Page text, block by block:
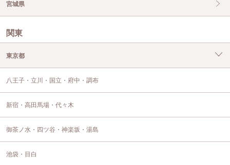
宮城県
関東
東京都
八王子・立川・国立・府中・調布
新宿・高田馬場・代々木
御茶ノ水・四ツ谷・神楽坂・湯島
池袋・目白